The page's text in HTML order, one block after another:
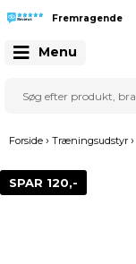
Fremragende
Menu
Forside › Træningsudstyr ›
SPAR 120,-